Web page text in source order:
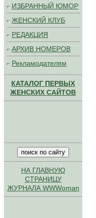
ИЗБРАННЫЙ ЮМОР
ЖЕНСКИЙ КЛУБ
РЕДАКЦИЯ
АРХИВ НОМЕРОВ
Рекламодателям
КАТАЛОГ ПЕРВЫХ
ЖЕНСКИХ САЙТОВ
НА ГЛАВНУЮ
СТРАНИЦУ
ЖУРНАЛА WWWoman